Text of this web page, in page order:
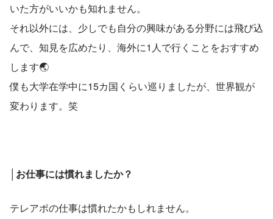
いた方がいいかも知れません。
それ以外には、少しでも自分の興味がある分野には飛び込
んで、知見を広めたり、海外に1人で行くことをおすすめ
します🌏️
僕も大学在学中に15カ国くらい巡りましたが、世界観が
変わります。笑
│お仕事には慣れましたか？
テレアポの仕事は慣れたかもしれません。